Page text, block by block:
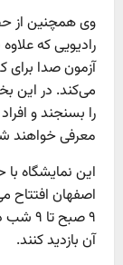
وی همچنین از
رادیویی که
آزمون صدا برای
می‌کند. در این
را بسنجند و
معرفی خواهند
این نمایشگاه
اصفهان افتتاح
۹ صبح
آن بازدید کنند.